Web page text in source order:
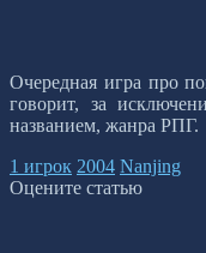
Очередная игра про
говорит, за
названием, жанра РПГ.
1 игрок 2004 Nanjing
Оцените статью